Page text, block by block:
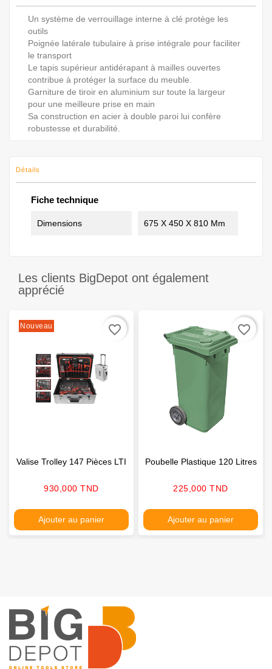
Un système de verrouillage interne à clé protège les
outils
Poignée latérale tubulaire à prise intégrale pour faciliter
le transport
Le tapis supérieur antidérapant à mailles ouvertes
contribue à protéger la surface du meuble.
Garniture de tiroir en aluminium sur toute la largeur
pour une meilleure prise en main
Sa construction en acier à double paroi lui confère
robustesse et durabilité.
Détails
Fiche technique
Dimensions 675 X 450 X 810 Mm
Les clients BigDepot ont également
apprécié
Nouveau
Valise Trolley 147 Pièces LTI
Prix
930,000 TND
Ajouter au panier
favorite_border
Poubelle Plastique 120 Litres
Prix
225,000 TND
Ajouter au panier
favorite_border